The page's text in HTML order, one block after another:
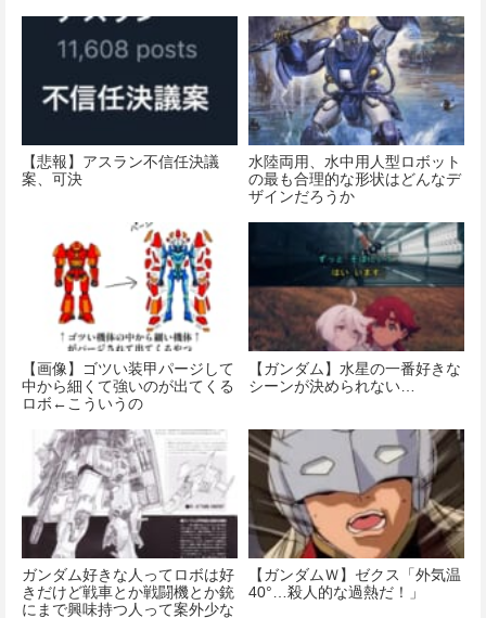
【悲報】アスラン不信任決議
案、可決
水陸両用、水中用人型ロボット
の最も合理的な形状はどんなデ
ザインだろうか
【画像】ゴツい装甲パージして
中から細くて強いのが出てくる
ロボ←こういうの
【ガンダム】水星の一番好きな
シーンが決められない…
ガンダム好きな人ってロボは好
きだけど戦車とか戦闘機とか銃
にまで興味持つ人って案外少な
【ガンダムＷ】ゼクス「外気温
40°…殺人的な過熱だ！」